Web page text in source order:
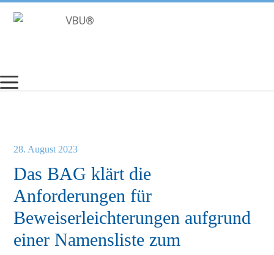
Inhalt
Das BAG klärt die
Anforderungen für
Beweiserleichterungen aufgrund
einer Namensliste zum
28. August 2023